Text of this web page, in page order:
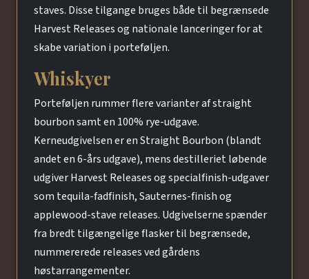
staves. Disse tilgange bruges både til begrænsede
Harvest Releases og nationale lanceringer for at
skabe variation i porteføljen.
Whiskyer
Porteføljen rummer flere varianter af straight
bourbon samt en 100% rye-udgave.
Kerneudgivelsen er en Straight Bourbon (blandt
andet en 6-års udgave), mens destilleriet løbende
udgiver Harvest Releases og specialfinish-udgaver
som tequila-fadfinish, Sauternes-finish og
applewood-stave releases. Udgivelserne spænder
fra bredt tilgængelige flasker til begrænsede,
nummererede releases ved gårdens
høstarrangementer.